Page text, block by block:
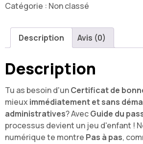
Catégorie : Non classé
Description Avis (0)
Description
Tu as besoin d'unCertificat de
mieux immédiatement et sans
administratives? AvecGuide du
processus devient un jeu d'enfant !
numérique te montre Pas à pas,